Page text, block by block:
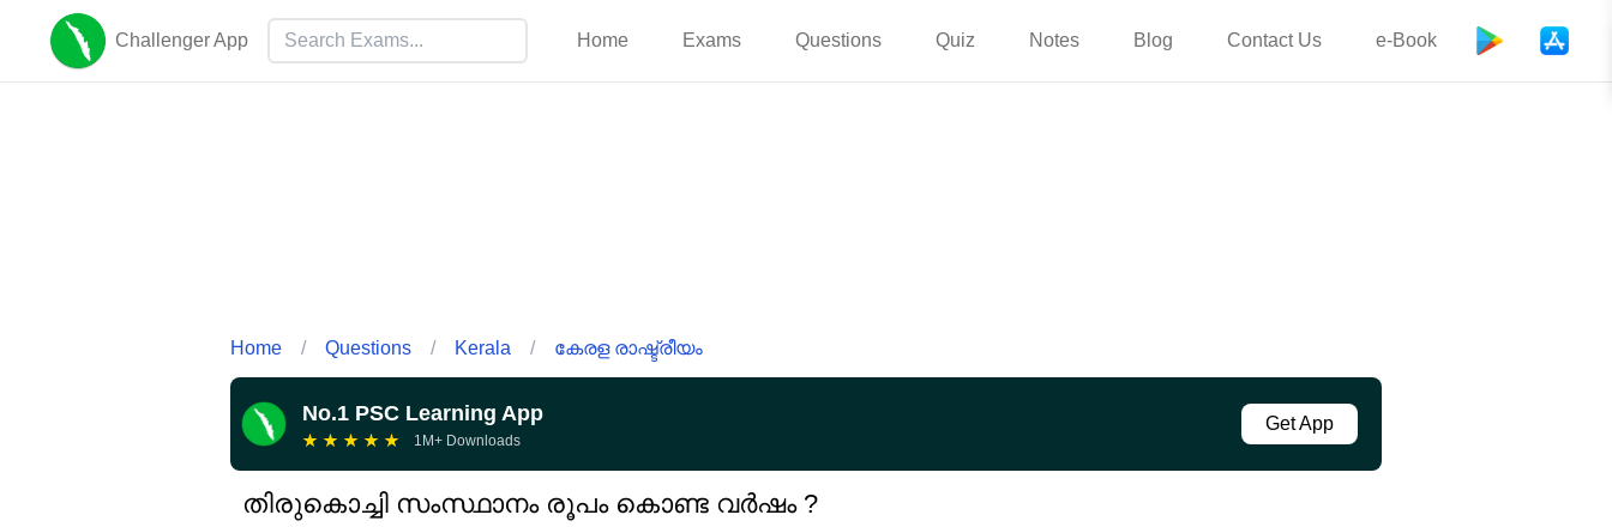
Challenger App Home Exams Questions Quiz Notes Blog Contact Us e-Book
Home / Questions / Kerala / കേരള രാഷ്ട്രീയം
No.1 PSC Learning App
★ ★ ★ ★ ★ 1M+ Downloads
Get App
തിരുകൊച്ചി സംസ്ഥാനം രൂപം കൊണ്ട വർഷം ?